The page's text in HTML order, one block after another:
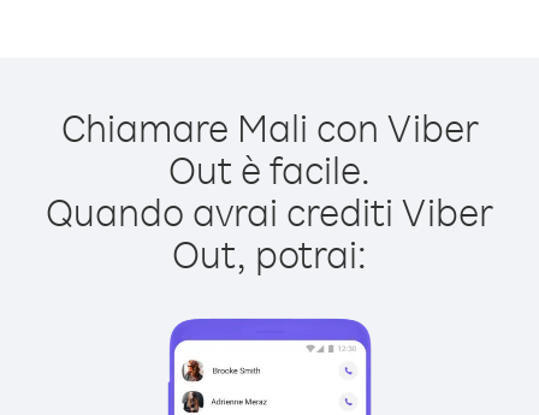
Chiamare Mali con Viber
Out è facile.
Quando avrai crediti Viber
Out, potrai: